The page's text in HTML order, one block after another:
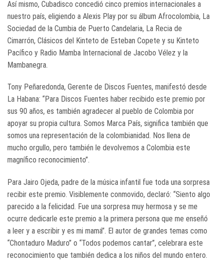
Así mismo, Cubadisco concedió cinco premios internacionales a
nuestro país, eligiendo a Alexis Play por su álbum Afrocolombia, La
Sociedad de la Cumbia de Puerto Candelaria, La Recia de
Cimarrón, Clásicos del Kinteto de Esteban Copete y su Kinteto
Pacífico y Radio Mamba Internacional de Jacobo Vélez y la
Mambanegra.
Tony Peñaredonda, Gerente de Discos Fuentes, manifestó desde
La Habana: “Para Discos Fuentes haber recibido este premio por
sus 90 años, es también agradecer al pueblo de Colombia por
apoyar su propia cultura. Somos Marca País, significa también que
somos una representación de la colombianidad. Nos llena de
mucho orgullo, pero también le devolvemos a Colombia este
magnífico reconocimiento”.
Para Jairo Ojeda, padre de la música infantil fue toda una sorpresa
recibir este premio. Visiblemente conmovido, declaró: “Siento algo
parecido a la felicidad. Fue una sorpresa muy hermosa y se me
ocurre dedicarle este premio a la primera persona que me enseñó
a leer y a escribir y es mi mamá”. El autor de grandes temas como
“Chontaduro Maduro” o “Todos podemos cantar”, celebrara este
reconocimiento que también dedica a los niños del mundo entero.